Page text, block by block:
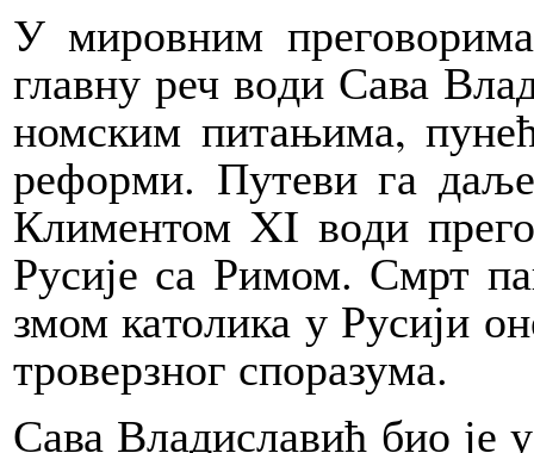
У ми­ров­ним
глав­ну реч во­ди Са­ва
ном­ским пи­та­њи­ма,
ре­фор­ми. Пу­те­ви га
Кли­мен­том XI во­ди
Ру­си­је са Ри­мом. Смрт
змом ка­то­ли­ка у Ру­си­ји
тро­верз­ног спо­ра­зу­ма.
Са­ва Вла­ди­сла­вић био је